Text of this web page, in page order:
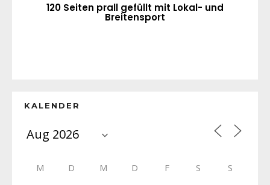
120 Seiten prall gefüllt mit Lokal- und
Breitensport
KALENDER
M D M D F S S